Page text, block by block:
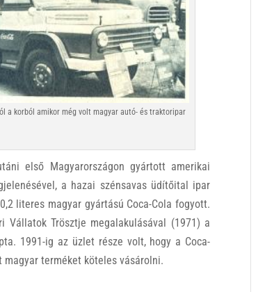
a korból amikor még volt magyar autó- és traktoripar
első Magyarországon gyártott amerikai
a hazai szénsavas üdítőital ipar
literes magyar gyártású Coca-Cola fogyott.
Vállatok Trösztje megalakulásával (1971) a
1991-ig az üzlet része volt, hogy a Coca-
terméket köteles vásárolni.